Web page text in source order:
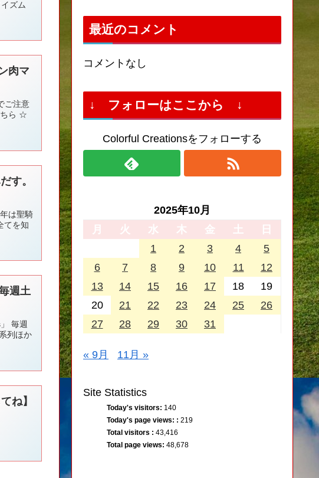
ズム
肉マ
ご注意
ちら ☆
す。
は聖騎
てを知
週土
毎週
列ほか
ね】
最近のコメント
コメントなし
↓ フォローはここから ↓
Colorful Creationsをフォローする
2025年10月
月
火 水 木 金 土
日
1
2 3 4
5
6
7 8 9 10 11
12
13
14 15 16 17 18
19
20
21 22 23 24 25
26
27
28 29 30 31
« 9月 11月 »
Site Statistics
Today's visitors: 140
Today's page views: : 219
Total visitors : 43,416
Total page views: 48,678